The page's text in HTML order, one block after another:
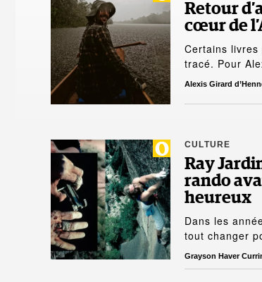
Retour
cœur de
Certains
tracé. Pour
Alexis Girard
CULTURE
Ray
rando
heureux
Dans les
tout changer
Grayson Haver